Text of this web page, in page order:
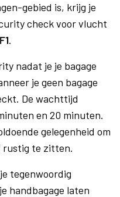
gebied is, krijg je
check voor vlucht
.
nadat je je bagage
je geen bagage
De wachttijd
en 20 minuten.
gelegenheid om
rustig te zitten.
tegenwoordig
handbagage laten